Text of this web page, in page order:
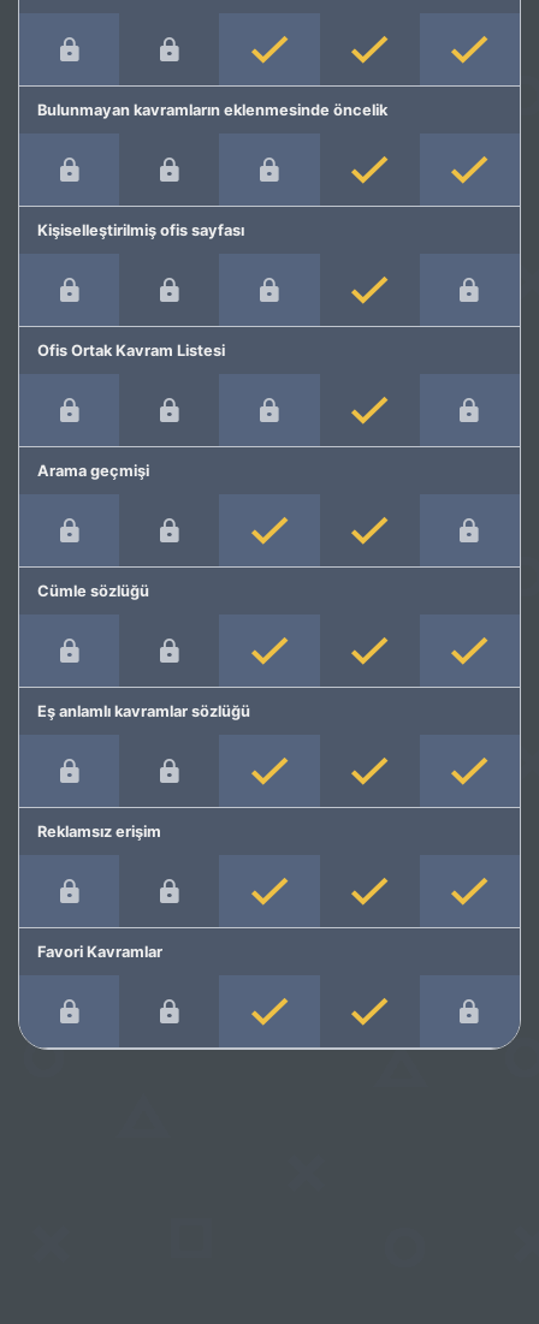
Bulunmayan kavramların eklenmesinde öncelik
Kişiselleştirilmiş ofis sayfası
Ofis Ortak Kavram Listesi
Arama geçmişi
Cümle sözlüğü
Eş anlamlı kavramlar sözlüğü
Reklamsız erişim
Favori Kavramlar